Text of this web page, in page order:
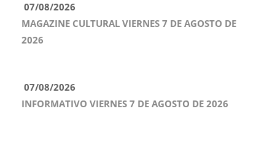
07/08/2026
MAGAZINE CULTURAL VIERNES 7 DE AGOSTO DE
2026
07/08/2026
INFORMATIVO VIERNES 7 DE AGOSTO DE 2026